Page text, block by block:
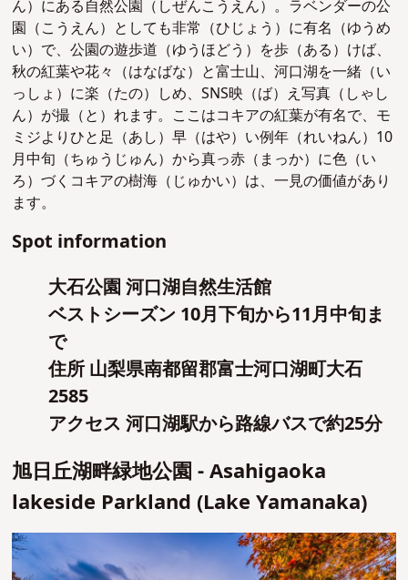
ん）にある自然公園（しぜんこうえん）。ラベンダーの公
園（こうえん）としても非常（ひじょう）に有名（ゆうめ
い）で、公園の遊歩道（ゆうほどう）を歩（ある）けば、
秋の紅葉や花々（はなばな）と富士山、河口湖を一緒（い
っしょ）に楽（たの）しめ、SNS映（ば）え写真（しゃし
ん）が撮（と）れます。ここはコキアの紅葉が有名で、モ
ミジよりひと足（あし）早（はや）い例年（れいねん）10
月中旬（ちゅうじゅん）から真っ赤（まっか）に色（い
ろ）づくコキアの樹海（じゅかい）は、一見の価値があり
ます。
Spot information
大石公園 河口湖自然生活館
ベストシーズン 10月下旬から11月中旬ま
で
住所 山梨県南都留郡富士河口湖町大石
2585
アクセス 河口湖駅から路線バスで約25分
旭日丘湖畔緑地公園 - Asahigaoka
lakeside Parkland (Lake Yamanaka)